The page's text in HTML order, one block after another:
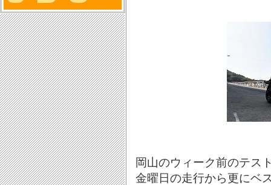
岡山のウィーク前のテス
金曜日の走行から更にベ